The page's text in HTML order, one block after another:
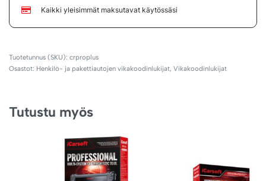
Kaikki yleisimmät maksutavat käytössäsi
crproplus
Osastot: Henkilö- ja pakettiautojen vikakoodinlukijat, Vikakoodinlukijat
Tutustu myös